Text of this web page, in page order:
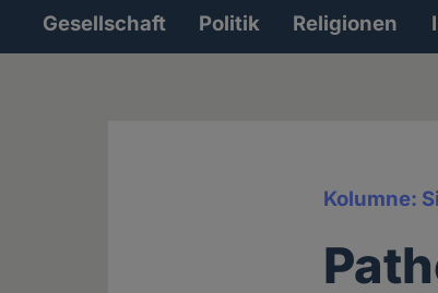
Hauptnavigation
Gesellschaft Politik Religionen
Kolumne: